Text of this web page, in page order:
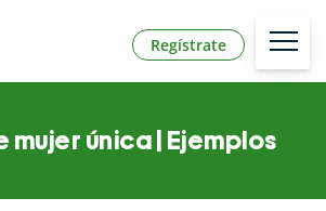
Regístrate
mujer única | Ejemplos